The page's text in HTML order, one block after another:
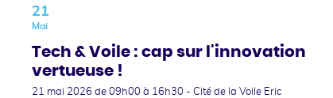
21
Mai
Tech & Voile : cap sur l'innovation
vertueuse !
21 mai 2026 de 09h00 à 16h30 - Cité de la Voile Eric